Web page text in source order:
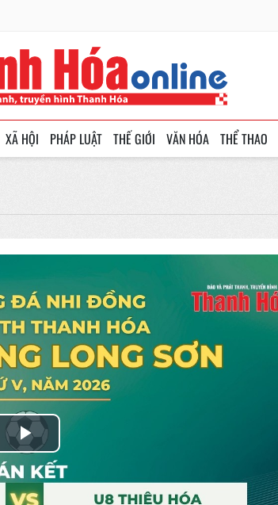
XÃ HỘI PHÁP LUẬT THẾ GIỚI VĂN HÓA THỂ THAO
Play
Video